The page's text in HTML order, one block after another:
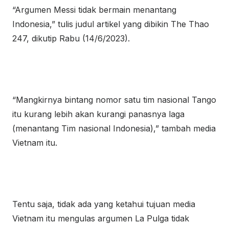
“Argumen Messi tidak bermain menantang
Indonesia,” tulis judul artikel yang dibikin The Thao
247, dikutip Rabu (14/6/2023).
“Mangkirnya bintang nomor satu tim nasional Tango
itu kurang lebih akan kurangi panasnya laga
(menantang Tim nasional Indonesia),” tambah media
Vietnam itu.
Tentu saja, tidak ada yang ketahui tujuan media
Vietnam itu mengulas argumen La Pulga tidak